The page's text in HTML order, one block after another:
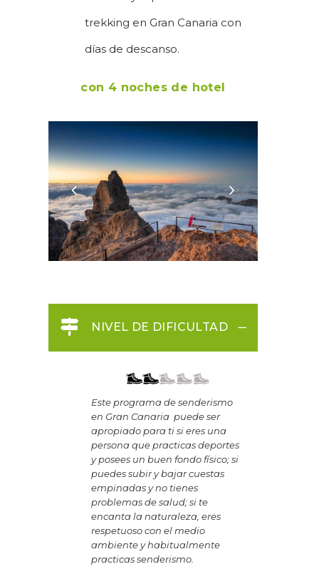
trekking en Gran Canaria con
días de descanso.
con 4 noches de hotel
NIVEL DE DIFICULTAD
Este programa de senderismo
en Gran Canaria puede ser
apropiado para ti si eres una
persona que practicas deportes
y posees un buen fondo físico; si
puedes subir y bajar cuestas
empinadas y no tienes
problemas de salud; si te
encanta la naturaleza, eres
respetuoso con el medio
ambiente y habitualmente
practicas senderismo.